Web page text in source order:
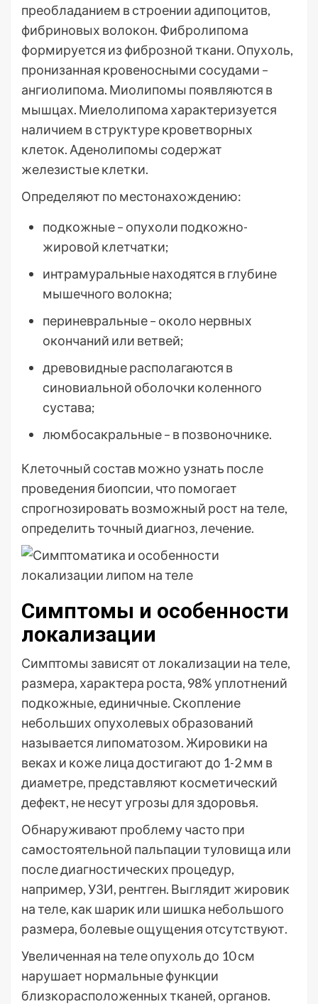
преобладанием в строении адипоцитов,
фибриновых волокон. Фибролипома
формируется из фиброзной ткани. Опухоль,
пронизанная кровеносными сосудами –
ангиолипома. Миолипомы появляются в
мышцах. Миелолипома характеризуется
наличием в структуре кроветворных
клеток. Аденолипомы содержат
железистые клетки.
Определяют по местонахождению:
подкожные – опухоли подкожно-
жировой клетчатки;
интрамуральные находятся в глубине
мышечного волокна;
периневральные – около нервных
окончаний или ветвей;
древовидные располагаются в
синовиальной оболочки коленного
сустава;
люмбосакральные – в позвоночнике.
Клеточный состав можно узнать после
проведения биопсии, что помогает
спрогнозировать возможный рост на теле,
определить точный диагноз, лечение.
Симптомы и особенности
локализации
Симптомы зависят от локализации на теле,
размера, характера роста, 98% уплотнений
подкожные, единичные. Скопление
небольших опухолевых образований
называется липоматозом. Жировики на
веках и коже лица достигают до 1-2 мм в
диаметре, представляют косметический
дефект, не несут угрозы для здоровья.
Обнаруживают проблему часто при
самостоятельной пальпации туловища или
после диагностических процедур,
например, УЗИ, рентген. Выглядит жировик
на теле, как шарик или шишка небольшого
размера, болевые ощущения отсутствуют.
Увеличенная на теле опухоль до 10 см
нарушает нормальные функции
близкорасположенных тканей, органов.